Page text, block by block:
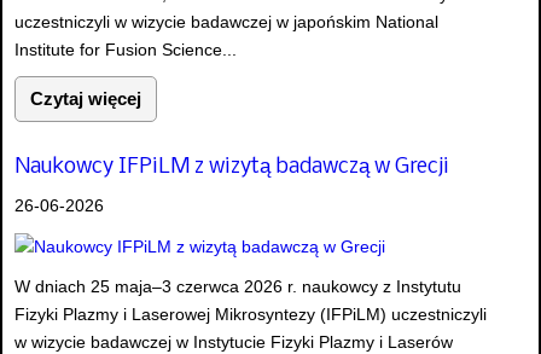
uczestniczyli w wizycie badawczej w japońskim National
Institute for Fusion Science...
Czytaj więcej
Naukowcy IFPiLM z wizytą badawczą w Grecji
26-06-2026
W dniach 25 maja–3 czerwca 2026 r. naukowcy z Instytutu
Fizyki Plazmy i Laserowej Mikrosyntezy (IFPiLM) uczestniczyli
w wizycie badawczej w Instytucie Fizyki Plazmy i Laserów